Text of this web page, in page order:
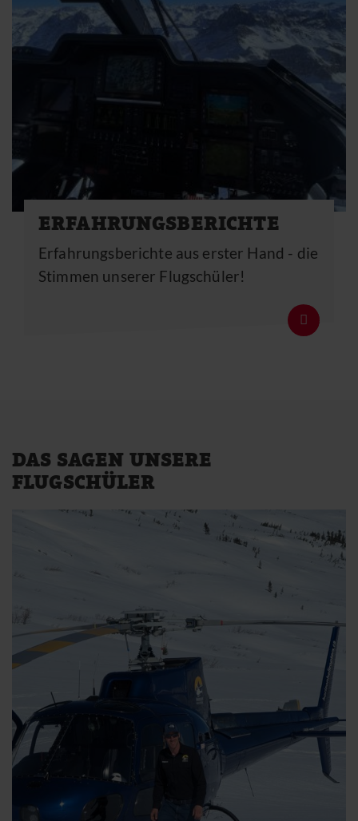
ERFAHRUNGSBERICHTE
Erfahrungsberichte aus erster Hand - die
Stimmen unserer Flugschüler!
Details
DAS SAGEN UNSERE
FLUGSCHÜLER